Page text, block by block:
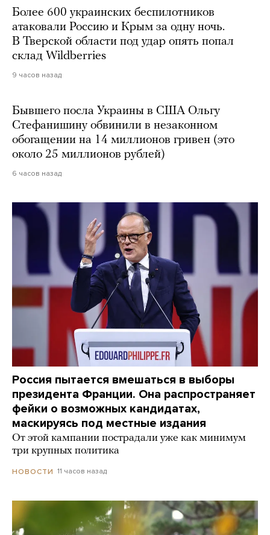
Более 600 украинских беспилотников
атаковали Россию и Крым за одну ночь.
В Тверской области под удар опять попал
склад Wildberries
9 часов назад
Бывшего посла Украины в США Ольгу
Стефанишину обвинили в незаконном
обогащении на 14 миллионов гривен (это
около 25 миллионов рублей)
6 часов назад
Россия пытается вмешаться в выборы
президента Франции. Она распространяет
фейки о возможных кандидатах,
маскируясь под местные издания
От этой кампании пострадали уже как минимум
три крупных политика
НОВОСТИ 11 часов назад